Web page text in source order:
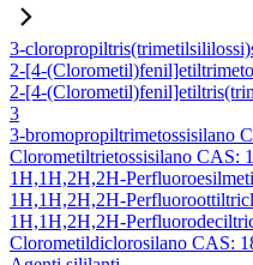
3-
2-[4-
2-[4-
3
3-bromopropiltrimetossisilano
Clorometiltrietossisilano CAS:
1H,1H,2H,2H-
1H,1H,2H,2H-
1H,1H,2H,2H-
Clorometildiclorosilano CAS: